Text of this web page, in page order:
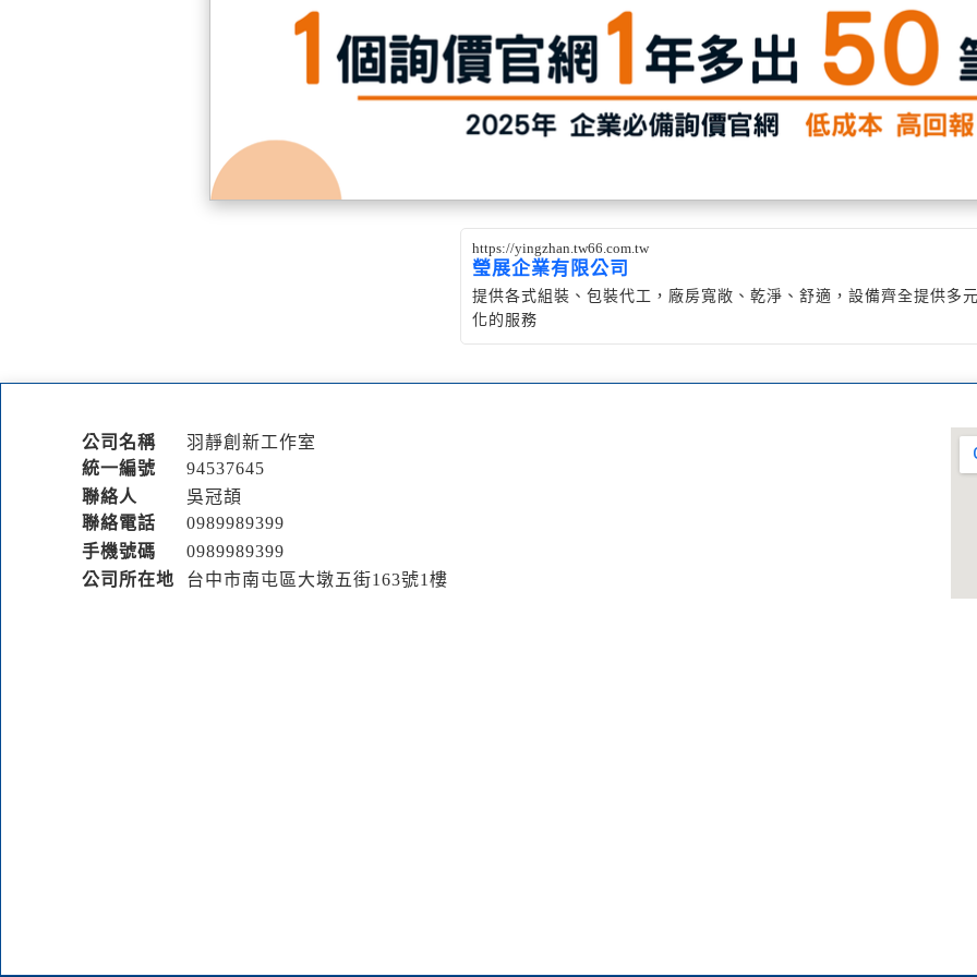
https://yingzhan.tw66.com.tw
瑩展企業有限公司
提供各式組裝、包裝代工，廠房寬敞、乾淨、舒適，設備齊全提供多
化的服務
公司名稱
羽靜創新工作室
統一編號
94537645
聯絡人
吳冠頡
聯絡電話
0989989399
手機號碼
0989989399
公司所在地
台中市南屯區大墩五街163號1樓